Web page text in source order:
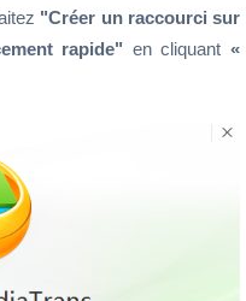
"Créer un raccourci sur
rapide" en cliquant«